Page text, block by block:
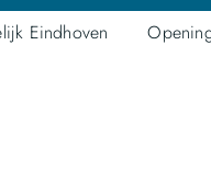
Eindhoven